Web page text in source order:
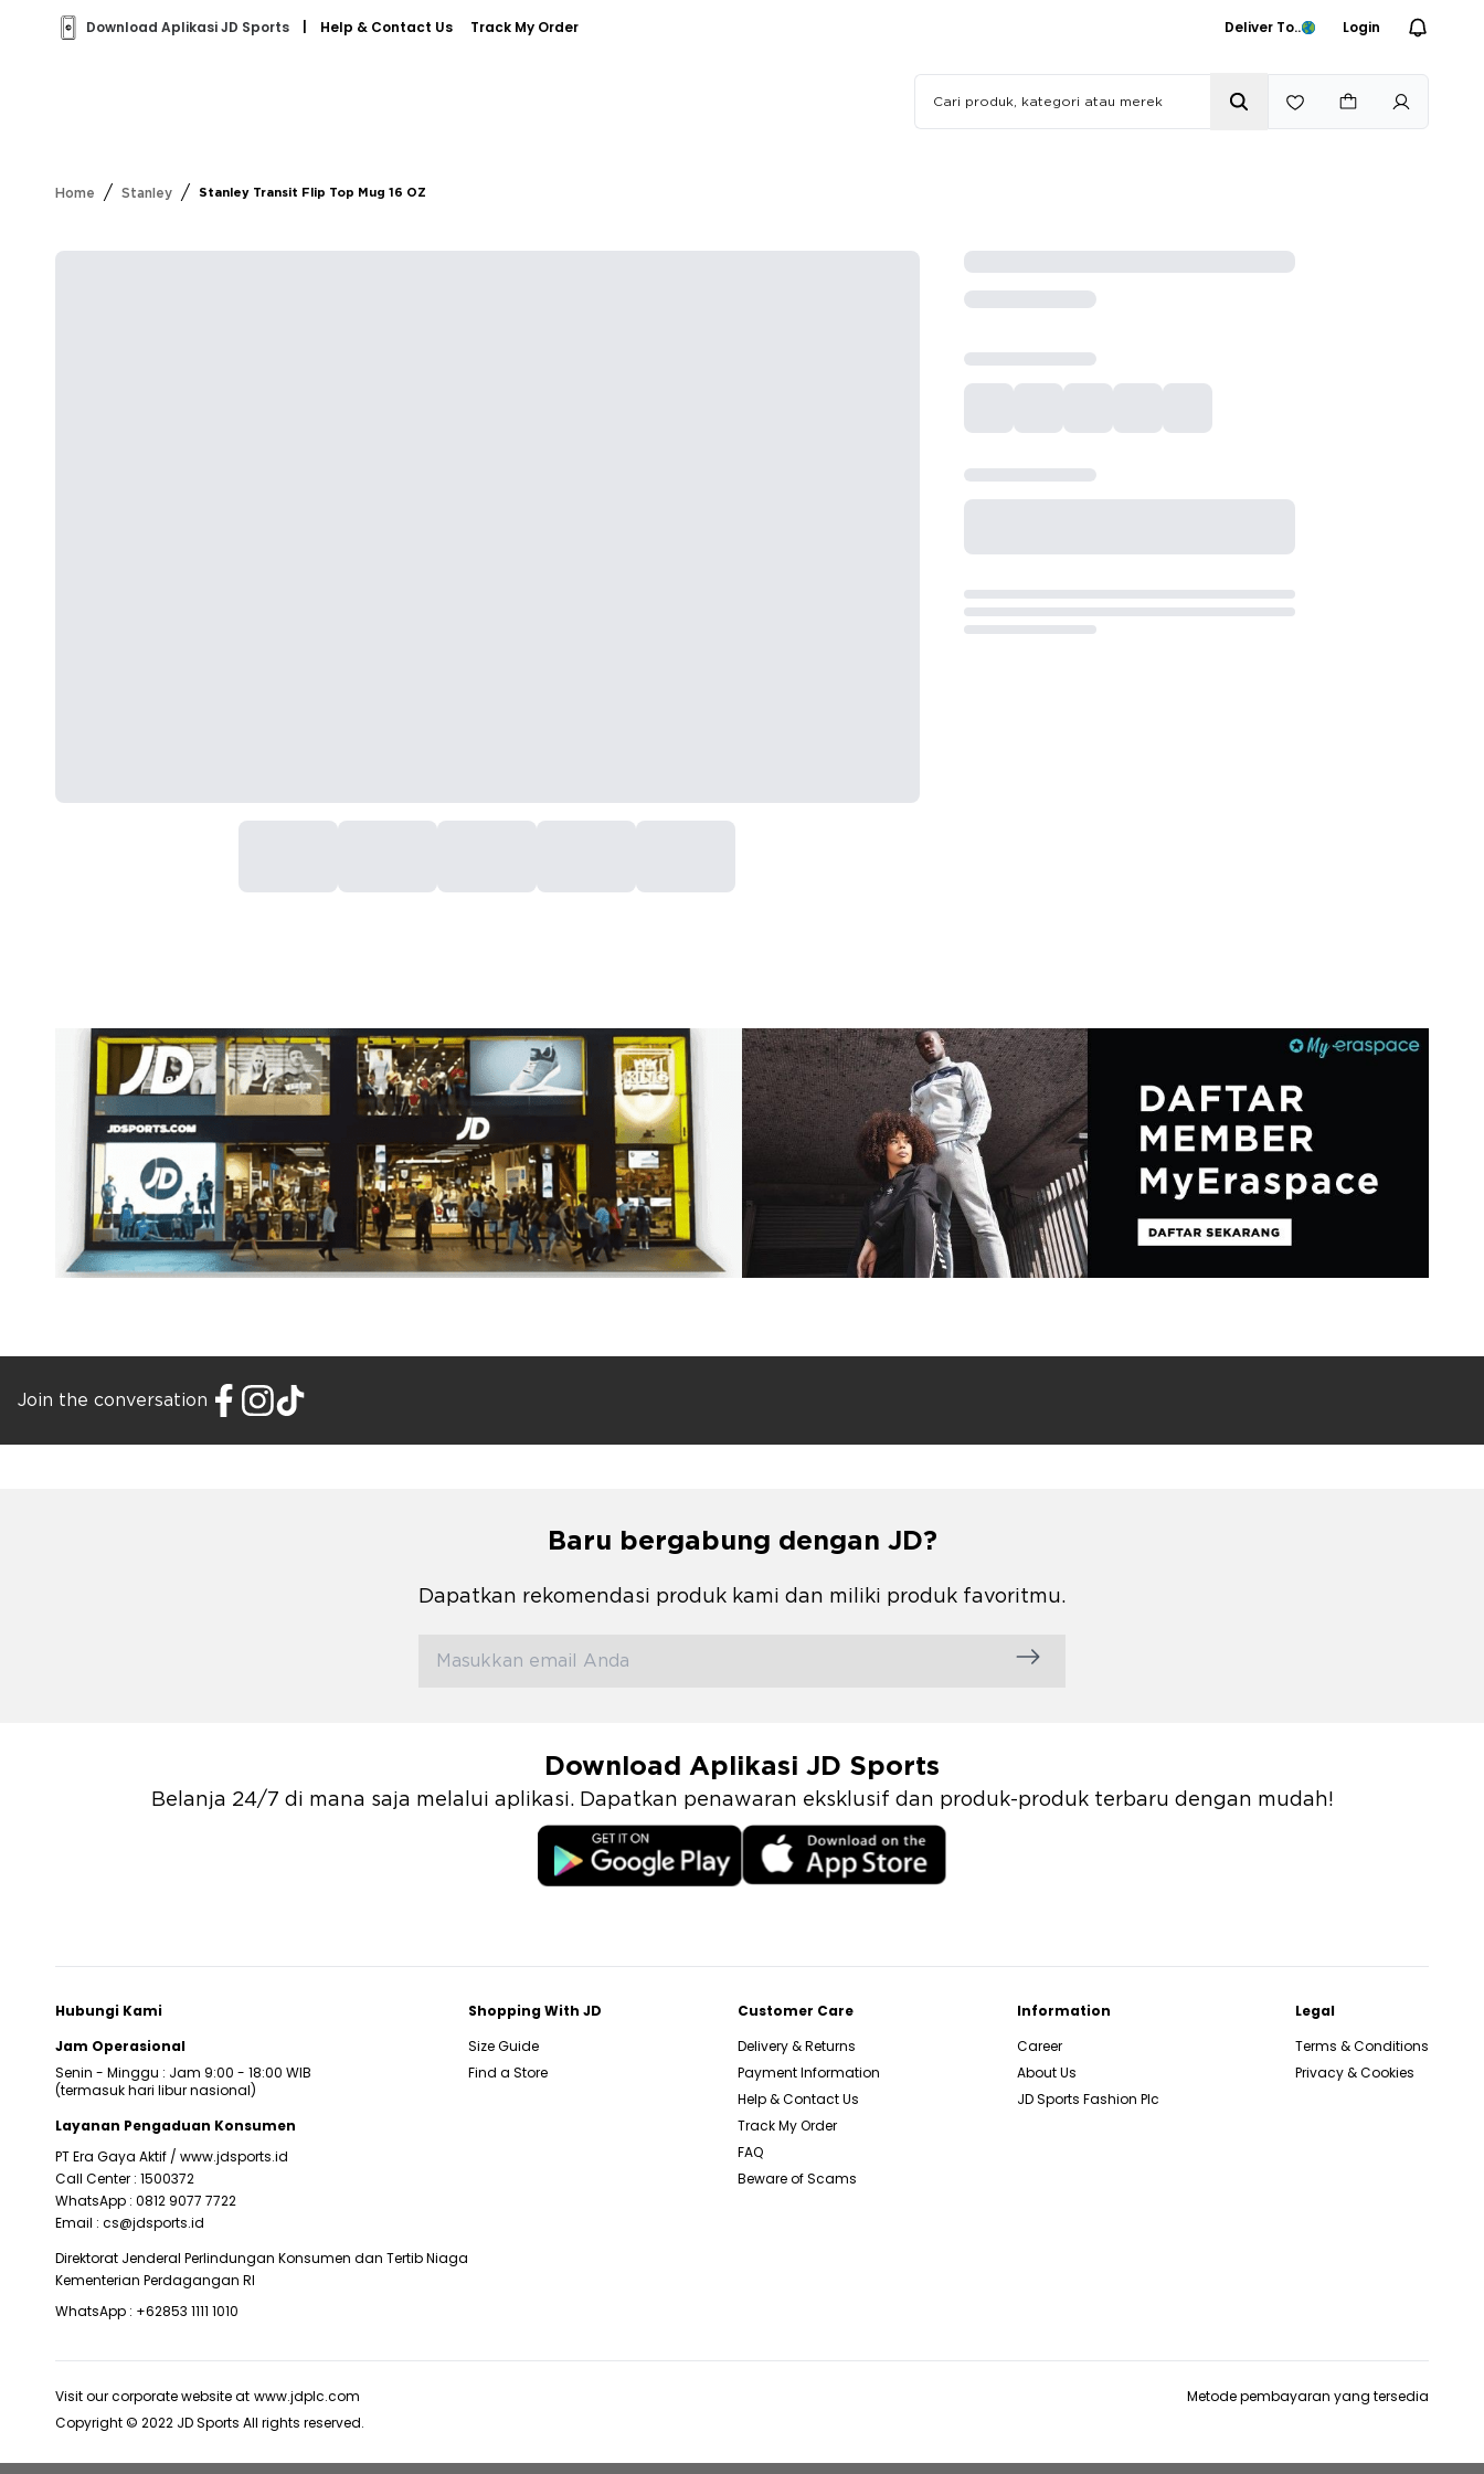
Download Aplikasi JD Sports Help & Contact Us Track My Order Deliver To.. Login
Home / Stanley / Stanley Transit Flip Top Mug 16 OZ
Join the conversation
Baru bergabung dengan JD?
Dapatkan rekomendasi produk kami dan miliki produk favoritmu.
Download Aplikasi JD Sports
Belanja 24/7 di mana saja melalui aplikasi. Dapatkan penawaran eksklusif dan produk-produk terbaru dengan mudah!
Hubungi Kami
Jam Operasional
Senin - Minggu : Jam 9:00 - 18:00 WIB
(termasuk hari libur nasional)
Layanan Pengaduan Konsumen
PT Era Gaya Aktif / www.jdsports.id
Call Center : 1500372
WhatsApp : 0812 9077 7722
Email : cs@jdsports.id
Direktorat Jenderal Perlindungan Konsumen dan Tertib Niaga
Kementerian Perdagangan RI
WhatsApp : +62853 1111 1010
Shopping With JD
Size Guide
Find a Store
Customer Care
Delivery & Returns
Payment Information
Help & Contact Us
Track My Order
FAQ
Beware of Scams
Information
Career
About Us
JD Sports Fashion Plc
Legal
Terms & Conditions
Privacy & Cookies
Visit our corporate website at www.jdplc.com
Copyright © 2022 JD Sports All rights reserved.
Metode pembayaran yang tersedia